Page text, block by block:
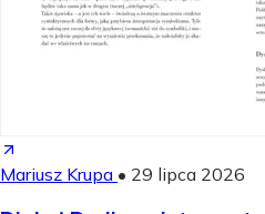
Mariusz Krupa • 29 lipca 2026